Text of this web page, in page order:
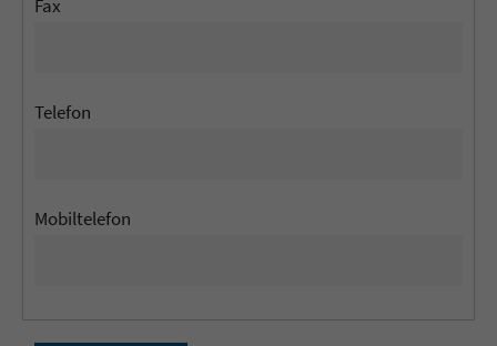
Fax
Telefon
Mobiltelefon